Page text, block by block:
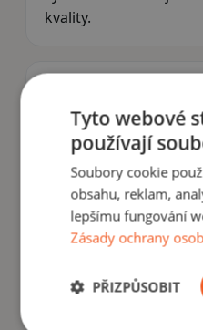
kvality.
Jsme blízko k
Aktuálně fungujeme
plánujeme další
Česko• rinokor.cz
Maďarsko•
•
Tyto webové
používají
Soubory cookie
obsahu, reklam,
lepšímu fungování
Zásady ochrany
PŘIZPŮSOBIT